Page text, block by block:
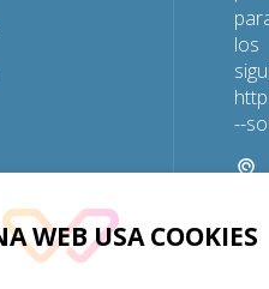
WEB USA COOKIES
--